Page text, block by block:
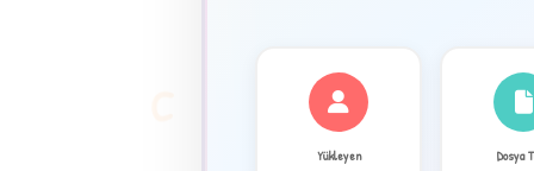
Yükleyen Dosya